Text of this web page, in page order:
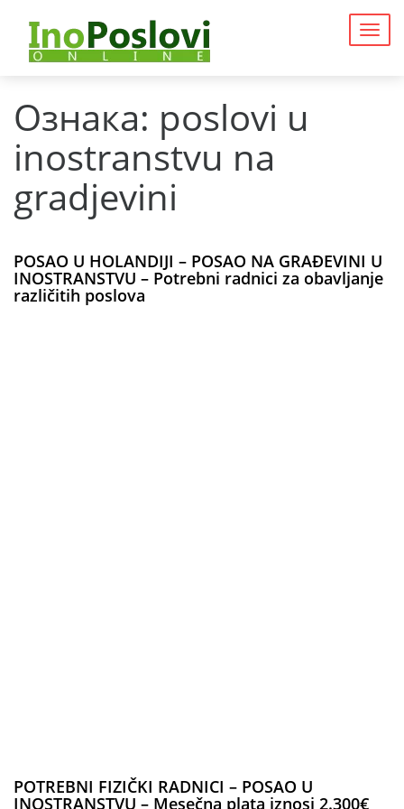
Ознака: poslovi u
inostranstvu na
gradjevini
POSAO U HOLANDIJI – POSAO NA GRAĐEVINI U
INOSTRANSTVU – Potrebni radnici za obavljanje
različitih poslova
POTREBNI FIZIČKI RADNICI – POSAO U
INOSTRANSTVU – Mesečna plata iznosi 2.300€